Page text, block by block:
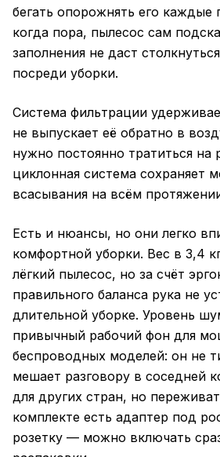
бегать опорожнять его каждые
когда пора, пылесос сам
заполнения не даст
посреди уборки.
Система фильтрации
не выпускает её обратно в
нужно постоянно тратиться на
циклонная система сохраняет
всасывания на всём
Есть и нюансы, но они легко
комфортной уборки. Вес в 3,4
лёгкий пылесос, но за счёт
правильного баланса рука не
длительной уборке. Уровень
привычный рабочий фон для
беспроводных моделей: он не
мешает разговору в соседней
для других стран, но
комплекте есть адаптер под
розетку — можно включать